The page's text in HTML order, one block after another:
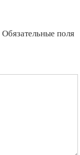
Обязательные поля